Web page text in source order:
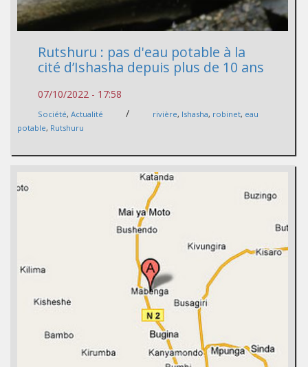
Rutshuru : pas d'eau potable à la
cité d’Ishasha depuis plus de 10 ans
07/10/2022 - 17:58
Société, Actualité / rivière, Ishasha, robinet, eau
potable, Rutshuru